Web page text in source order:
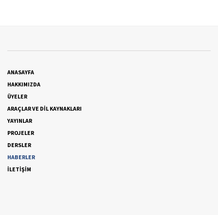
ANASAYFA
HAKKIMIZDA
ÜYELER
ARAÇLAR VE DİL KAYNAKLARI
YAYINLAR
PROJELER
DERSLER
HABERLER
İLETİŞİM